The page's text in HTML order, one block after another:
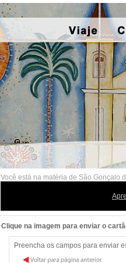
Você está na matéria de São Gonçalo
Clique na imagem para enviar o
Preencha os campos para enviar